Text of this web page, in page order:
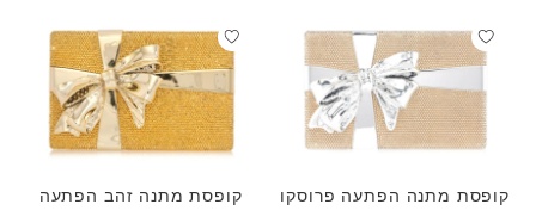
קופסת מתנה הפתעה פרוסקו קופסת מתנה זהב הפתעה